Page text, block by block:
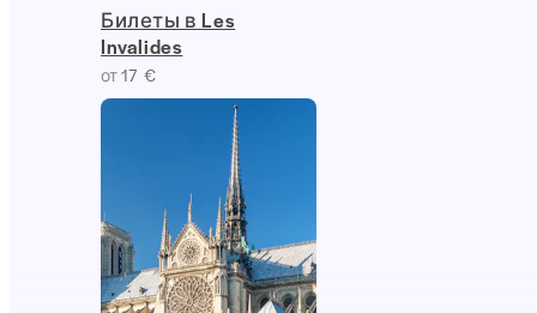
Билеты в Les
Invalides
от 17 €